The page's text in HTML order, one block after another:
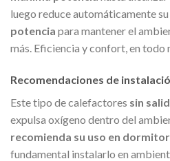
luego reduce automáticamente
potencia para mantener el
más. Eficiencia y confort, en todo
Recomendaciones de
Este tipo de calefactores sin
expulsa oxígeno dentro del
recomienda su uso en
fundamental instalarlo en